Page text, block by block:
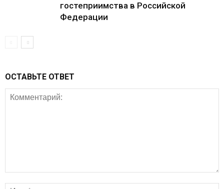
гостеприимства в Российской
Федерации
ОСТАВЬТЕ ОТВЕТ